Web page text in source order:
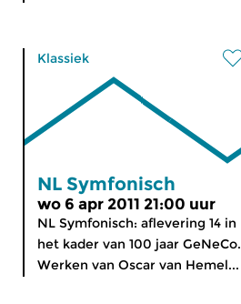
Klassiek
NL Symfonisch
wo 6 apr 2011 21:00 uur
NL Symfonisch: aflevering 14 in
het kader van 100 jaar GeNeCo.
Werken van Oscar van Hemel...